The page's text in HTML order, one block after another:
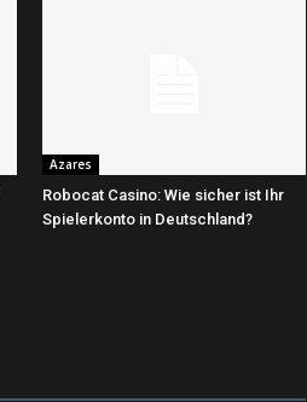
Azares
Robocat Casino: Wie sicher ist Ihr
Spielerkonto in Deutschland?